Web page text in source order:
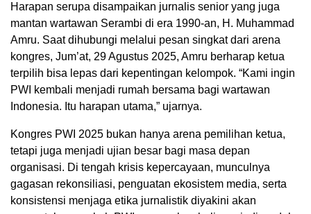
Harapan serupa disampaikan jurnalis senior yang juga
mantan wartawan Serambi di era 1990-an, H. Muhammad
Amru. Saat dihubungi melalui pesan singkat dari arena
kongres, Jum’at, 29 Agustus 2025, Amru berharap ketua
terpilih bisa lepas dari kepentingan kelompok. “Kami ingin
PWI kembali menjadi rumah bersama bagi wartawan
Indonesia. Itu harapan utama,” ujarnya.
Kongres PWI 2025 bukan hanya arena pemilihan ketua,
tetapi juga menjadi ujian besar bagi masa depan
organisasi. Di tengah krisis kepercayaan, munculnya
gagasan rekonsiliasi, penguatan ekosistem media, serta
konsistensi menjaga etika jurnalistik diyakini akan